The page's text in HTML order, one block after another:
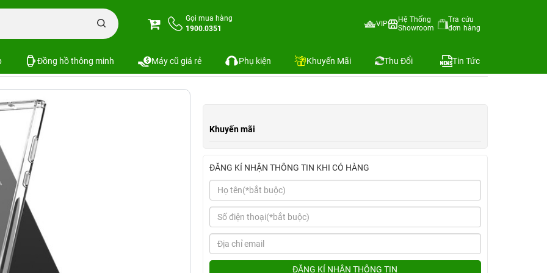
Gọi mua hàng
1900.0351
VIP
Hệ Thống
Showroom
Tra cứu
đơn hàng
Đồng hồ thông minh Máy cũ giá rẻ Phụ kiện Khuyến Mãi Thu Đổi Tin Tức
Ốp lưng Samsung Note 10 Plus viền dẻo lưng mika trong suốt Likgus
lưng mika trong suốt Likgus
Khuyến mãi
ĐĂNG KÍ NHẬN THÔNG TIN KHI CÓ HÀNG
ĐĂNG KÍ NHẬN THÔNG TIN